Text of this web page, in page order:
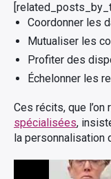
Coordonner les
Mutualiser les
Profiter des
Échelonner les
Ces récits, que l’on
spécialisées,
la personnalisation